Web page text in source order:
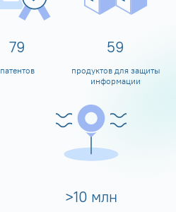
80
патентов
60
продуктов для защиты
информации
>10 млн